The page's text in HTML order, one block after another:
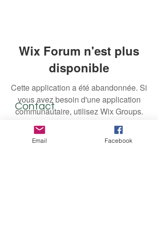
Wix Forum n'est plus
disponible
Cette application a été abandonnée. Si
vous avez besoin d'une application
communautaire, utilisez Wix Groups.
Contact
N'hésitez-pas à nous écrire!
Email Facebook